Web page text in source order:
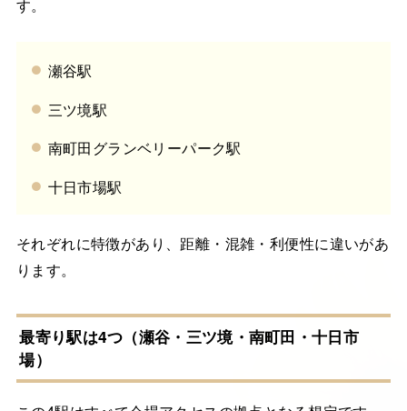
す。
瀬谷駅
三ツ境駅
南町田グランベリーパーク駅
十日市場駅
それぞれに特徴があり、距離・混雑・利便性に違いがあ
ります。
最寄り駅は4つ（瀬谷・三ツ境・南町田・十日市
場）